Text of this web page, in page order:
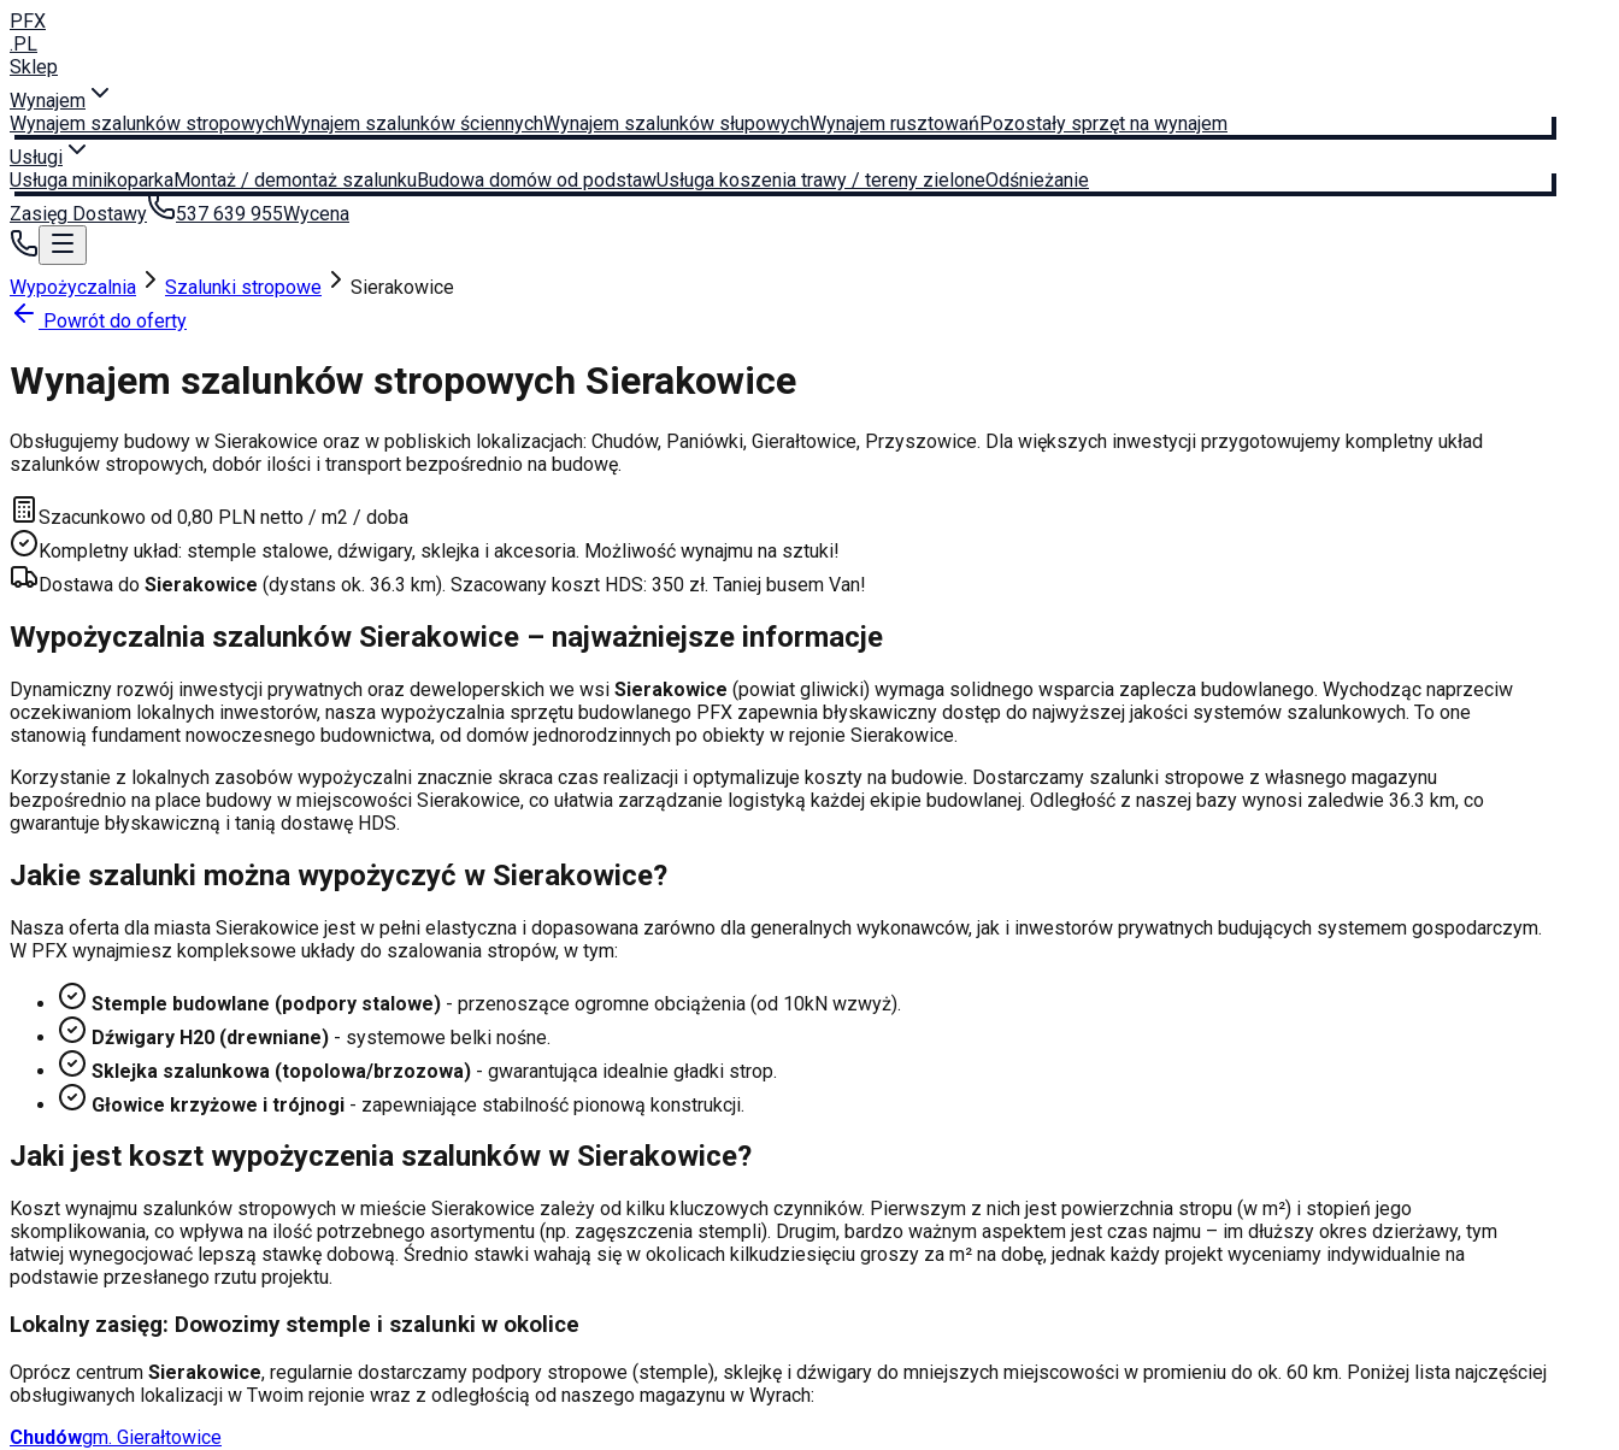
PFX
.PL
Sklep
Wynajem
Wynajem szalunków stropowychWynajem szalunków ściennychWynajem szalunków słupowychWynajem rusztowańPozostały sprzęt na wynajem
Usługi
Usługa minikoparkaMontaż / demontaż szalunkuBudowa domów od podstawUsługa koszenia trawy / tereny zieloneOdśnieżanie
Zasięg Dostawy
537 639 955Wycena
Wypożyczalnia Szalunki stropowe
Sierakowice
Powrót do oferty
Wynajem szalunków stropowych Sierakowice
Obsługujemy budowy w Sierakowice oraz w pobliskich lokalizacjach: Chudów, Paniówki, Gierałtowice, Przyszowice. Dla większych inwestycji przygotowujemy kompletny układ
szalunków stropowych, dobór ilości i transport bezpośrednio na budowę.
Szacunkowo od 0,80 PLN netto / m2 / doba
Kompletny układ: stemple stalowe, dźwigary, sklejka i akcesoria. Możliwość wynajmu na sztuki!
Dostawa do Sierakowice (dystans ok. 36.3 km). Szacowany koszt HDS: 350 zł. Taniej busem Van!
Wypożyczalnia szalunków Sierakowice – najważniejsze informacje
Dynamiczny rozwój inwestycji prywatnych oraz deweloperskich we wsi Sierakowice (powiat gliwicki) wymaga solidnego wsparcia zaplecza budowlanego. Wychodząc naprzeciw
oczekiwaniom lokalnych inwestorów, nasza wypożyczalnia sprzętu budowlanego PFX zapewnia błyskawiczny dostęp do najwyższej jakości systemów szalunkowych. To one
stanowią fundament nowoczesnego budownictwa, od domów jednorodzinnych po obiekty w rejonie Sierakowice.
Korzystanie z lokalnych zasobów wypożyczalni znacznie skraca czas realizacji i optymalizuje koszty na budowie. Dostarczamy szalunki stropowe z własnego magazynu
bezpośrednio na place budowy w miejscowości Sierakowice, co ułatwia zarządzanie logistyką każdej ekipie budowlanej. Odległość z naszej bazy wynosi zaledwie 36.3 km, co
gwarantuje błyskawiczną i tanią dostawę HDS.
Jakie szalunki można wypożyczyć w Sierakowice?
Nasza oferta dla miasta Sierakowice jest w pełni elastyczna i dopasowana zarówno dla generalnych wykonawców, jak i inwestorów prywatnych budujących systemem gospodarczym.
W PFX wynajmiesz kompleksowe układy do szalowania stropów, w tym:
Stemple budowlane (podpory stalowe) - przenoszące ogromne obciążenia (od 10kN wzwyż).
Dźwigary H20 (drewniane) - systemowe belki nośne.
Sklejka szalunkowa (topolowa/brzozowa) - gwarantująca idealnie gładki strop.
Głowice krzyżowe i trójnogi - zapewniające stabilność pionową konstrukcji.
Jaki jest koszt wypożyczenia szalunków w Sierakowice?
Koszt wynajmu szalunków stropowych w mieście Sierakowice zależy od kilku kluczowych czynników. Pierwszym z nich jest powierzchnia stropu (w m²) i stopień jego
skomplikowania, co wpływa na ilość potrzebnego asortymentu (np. zagęszczenia stempli). Drugim, bardzo ważnym aspektem jest czas najmu – im dłuższy okres dzierżawy, tym
łatwiej wynegocjować lepszą stawkę dobową. Średnio stawki wahają się w okolicach kilkudziesięciu groszy za m² na dobę, jednak każdy projekt wyceniamy indywidualnie na
podstawie przesłanego rzutu projektu.
Lokalny zasięg: Dowozimy stemple i szalunki w okolice
Oprócz centrum Sierakowice, regularnie dostarczamy podpory stropowe (stemple), sklejkę i dźwigary do mniejszych miejscowości w promieniu do ok. 60 km. Poniżej lista najczęściej
obsługiwanych lokalizacji w Twoim rejonie wraz z odległością od naszego magazynu w Wyrach:
Chudówgm. Gierałtowice